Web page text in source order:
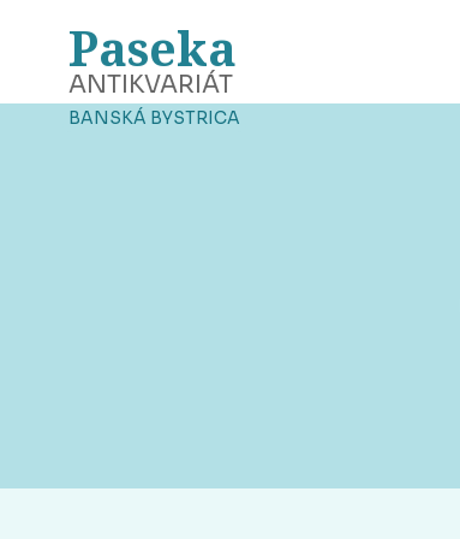
Paseka
ANTIKVARIÁT
BANSKÁ BYSTRICA